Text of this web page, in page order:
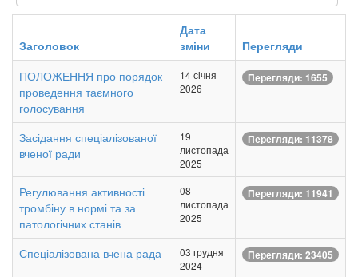
Заголовок
Дата
зміни
Перегляди
ПОЛОЖЕННЯ про порядок
проведення таємного
голосування
14 січня
2026
Перегляди: 1655
Засідання спеціалізованої
вченої ради
19
листопада
2025
Перегляди: 11378
Регулювання активності
тромбіну в нормі та за
патологічних станів
08
листопада
2025
Перегляди: 11941
Спеціалізована вчена рада
03 грудня
2024
Перегляди: 23405